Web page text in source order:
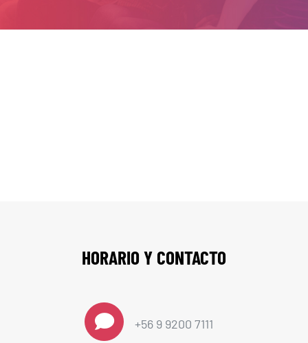
HORARIO Y CONTACTO
+56 9 9200 7111